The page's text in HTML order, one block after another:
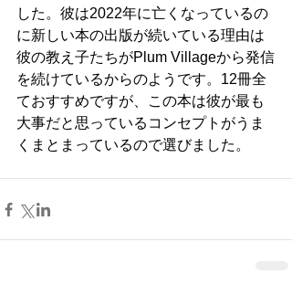
した。彼は2022年に亡くなっているの
に新しい本の出版が続いている理由は
彼の教え子たちがPlum Villageから発信
を続けているからのようです。12冊全
ておすすめですが、この本は彼が最も
大事だと思っているコンセプトがうま
くまとまっているので選びました。